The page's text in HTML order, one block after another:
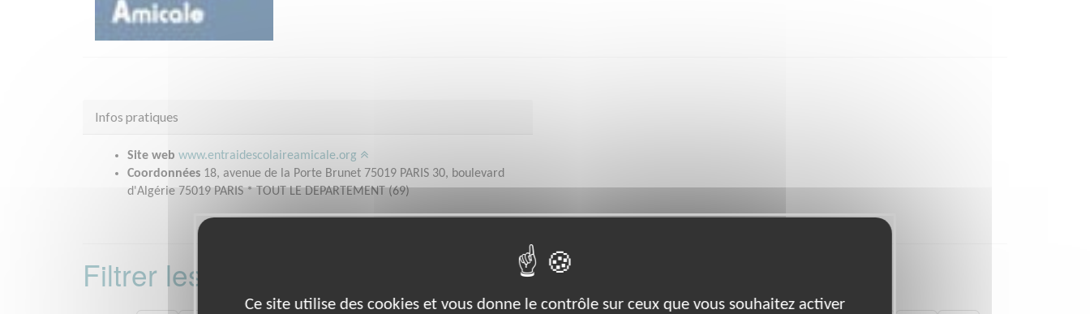
Infos pratiques
Site web www.entraidescolaireamicale.org
Coordonnées 18, avenue de la Porte Brunet 75019 PARIS 30, boulevard
d'Algérie 75019 PARIS * TOUT LE DEPARTEMENT (69)
Filtrer les missions bénévoles par département :
Ce site utilise des cookies et vous donne le contrôle sur ceux que vous souhaitez activer